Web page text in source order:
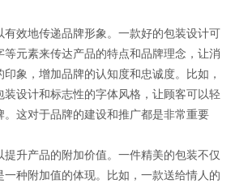
效地传递品牌形象。一款好的包装设计可
等元素来传达产品的特点和品牌理念，让消
象，增加品牌的认知度和忠诚度。比如，
设计和标志性的字体风格，让顾客可以轻
。这对于品牌的建设和推广都是非常重要
升产品的附加价值。一件精美的包装不仅
种附加值的体现。比如，一款送给情人的